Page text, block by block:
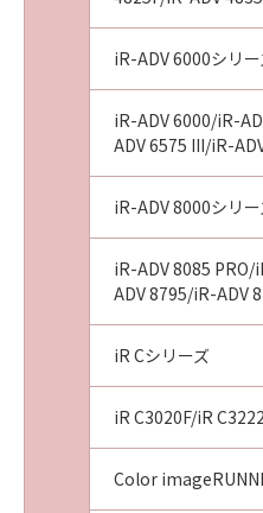
理店および販売店、並
サーは、本契約に基づ
たは不法行為によりお
的または付随的な損
れない全ての損害を
切の責任を負わないも
お客様とキヤノンと
法に定める消費者契
て、「許諾ソフトウェ
様に不一致の場合に
ンの子会社、それらの
並びにキヤノンのラ
およびお客様の唯一の
かわらず、当該不一
するための対応策の提
iR-ADV 6000シリ
iR-ADV 6000/iR-
ADV 6575 III/iR-
iR-ADV 8000シリ
iR-ADV 8085
ADV 8795/iR-ADV
iR Cシリーズ
iR C3020F/iR
Color